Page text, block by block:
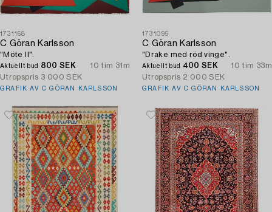
1731168
C Göran Karlsson
"Möte II".
Aktuellt bud 800 SEK
10 tim 31m
Utropspris 3 000 SEK
GRAFIK AV C GÖRAN KARLSSON
1731095
C Göran Karlsson
"Drake med röd vinge".
Aktuellt bud 400 SEK
10 tim 33m
Utropspris 2 000 SEK
GRAFIK AV C GÖRAN KARLSSON